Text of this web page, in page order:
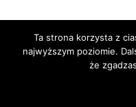
Ta strona korzysta z
najwyższym poziomie.
że